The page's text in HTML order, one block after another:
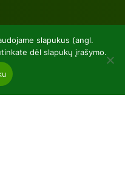
slapukus (angl.
dėl slapukų įrašymo.